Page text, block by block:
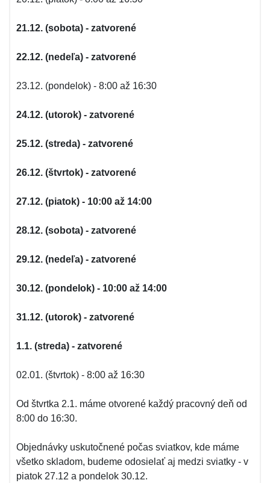
21.12. (sobota) - zatvorené
22.12. (nedeľa) - zatvorené
23.12. (pondelok) - 8:00 až 16:30
24.12. (utorok) - zatvorené
25.12. (streda) - zatvorené
26.12. (štvrtok) - zatvorené
27.12. (piatok) - 10:00 až 14:00
28.12. (sobota) - zatvorené
29.12. (nedeľa) - zatvorené
30.12. (pondelok) - 10:00 až 14:00
31.12. (utorok) - zatvorené
1.1. (streda) - zatvorené
02.01. (štvrtok) - 8:00 až 16:30
Od štvrtka 2.1. máme otvorené každý pracovný deň od
8:00 do 16:30.
Objednávky uskutočnené počas sviatkov, kde máme
všetko skladom, budeme odosielať aj medzi sviatky - v
piatok 27.12 a pondelok 30.12.